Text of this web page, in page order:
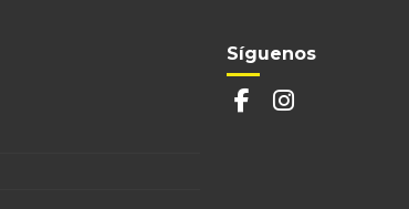
Síguenos